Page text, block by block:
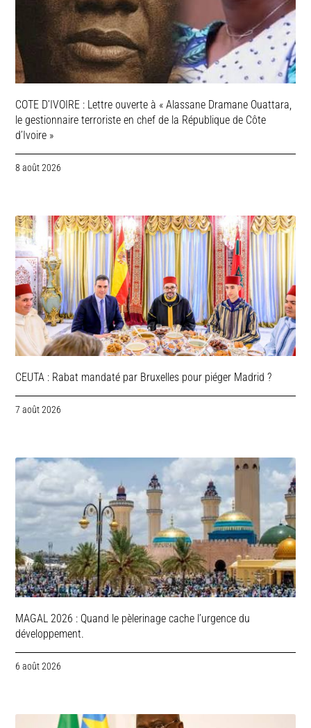
COTE D’IVOIRE : Lettre ouverte à « Alassane Dramane Ouattara,
le gestionnaire terroriste en chef de la République de Côte
d’Ivoire »
8 août 2026
CEUTA : Rabat mandaté par Bruxelles pour piéger Madrid ?
7 août 2026
MAGAL 2026 : Quand le pèlerinage cache l’urgence du
développement.
6 août 2026